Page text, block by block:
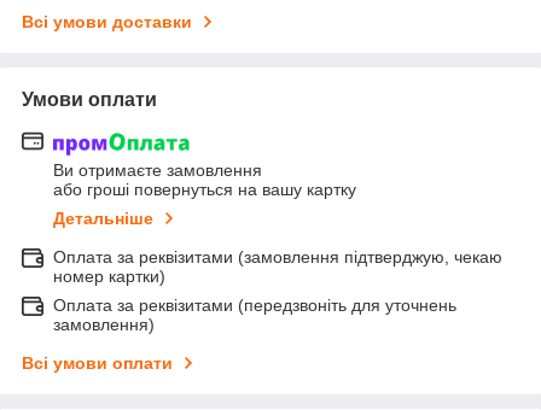
Всі умови доставки
Умови оплати
Ви отримаєте замовлення
або гроші повернуться на вашу картку
Детальніше
Оплата за реквізитами (замовлення підтверджую, чекаю
номер картки)
Оплата за реквізитами (передзвоніть для уточнень
замовлення)
Всі умови оплати